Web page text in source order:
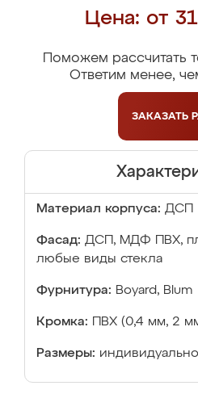
Цена: от
Поможем рассчитать
Ответим менее,
ЗАКАЗАТЬ
Материал корпуса: ДСП
Фасад: ДСП, МДФ ПВХ,
любые виды стекла
Фурнитура: Boyard, Blum
Кромка: ПВХ (0,4 мм, 2
Размеры: